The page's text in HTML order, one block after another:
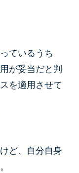
ているうち
が妥当だと判
を適用させて
ど、自分自身